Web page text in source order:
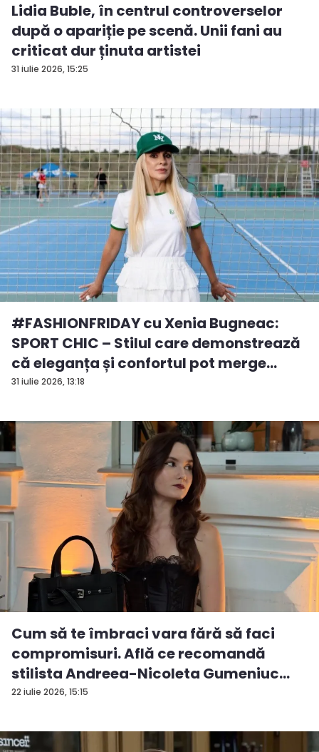
31 iulie 2026, 15:25
Lidia Buble, în centrul controverselor
după o apariție pe scenă. Unii fani au
criticat dur ținuta artistei
31 iulie 2026, 13:18
#FASHIONFRIDAY cu Xenia Bugneac:
SPORT CHIC – Stilul care demonstrează
că eleganța și confortul pot merge
mână în mână
22 iulie 2026, 15:15
Cum să te îmbraci vara fără să faci
compromisuri. Află ce recomandă
stilista Andreea-Nicoleta Gumeniuc
pentru zilele cani...